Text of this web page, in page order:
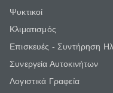
Ψυκτικοί
Κλιματισμός
Επισκευές - Συντήρηση
Συνεργεία Αυτοκινήτων
Λογιστικά Γραφεία